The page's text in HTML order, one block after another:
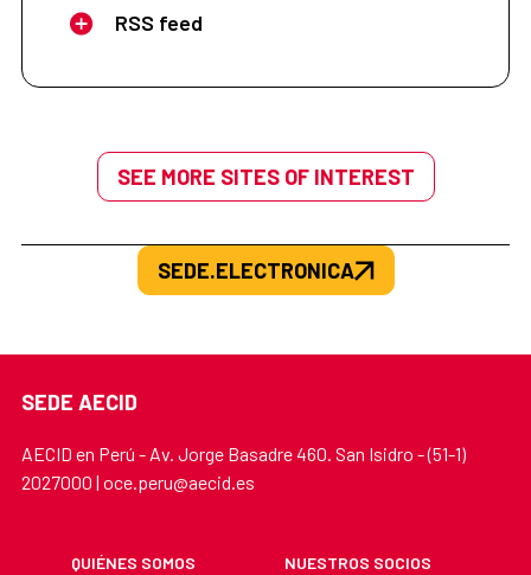
RSS feed
SEE MORE SITES OF INTEREST
SEDE.ELECTRONICA
SEDE AECID
AECID en Perú - Av. Jorge Basadre 460. San Isidro - (51-1)
2027000 | oce.peru@aecid.es
QUIÉNES SOMOS NUESTROS SOCIOS